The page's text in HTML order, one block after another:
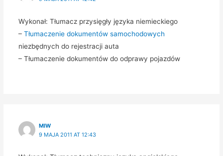
Wykonał: Tłumacz przysięgły języka niemieckiego
– Tłumaczenie dokumentów samochodowych
niezbędnych do rejestracji auta
– Tłumaczenie dokumentów do odprawy pojazdów
MIW
9 MAJA 2011 AT 12:43